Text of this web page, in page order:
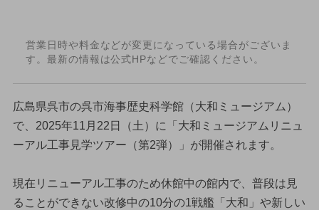
営業日時や料金などが変更になっている場合がございま
す。最新の情報は公式HPなどでご確認ください。
広島県呉市の呉市海事歴史科学館（大和ミュージアム）
で、2025年11月22日（土）に「大和ミュージアムリニュ
ーアル工事見学ツアー（第2弾）」が開催されます。
現在リニューアル工事のため休館中の館内で、普段は見
ることができない改修中の10分の1戦艦「大和」や新しい